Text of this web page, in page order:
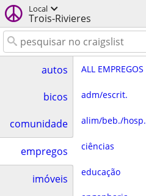
Local
Trois-Rivieres
autos
bicos
comunidade
empregos
imóveis
ALL EMPREGOS
adm/escrit.
alim/beb./hosp.
ciências
educação